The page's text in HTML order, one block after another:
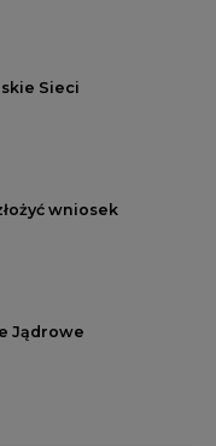
Sieci
wniosek
Jądrowe